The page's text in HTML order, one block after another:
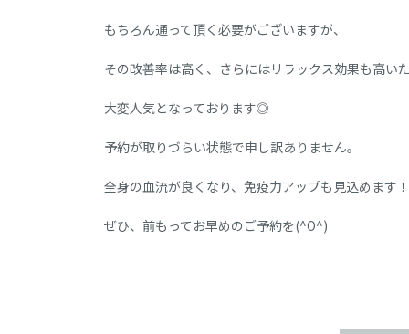
もちろん通って頂く必要がございますが、
その改善率は高く、さらにはリラックス効果も高い
大変人気となっております◎
予約が取りづらい状態で申し訳ありません。
全身の血流が良くなり、免疫力アップも見込めます！
ぜひ、前もってお早めのご予約を(^O^)